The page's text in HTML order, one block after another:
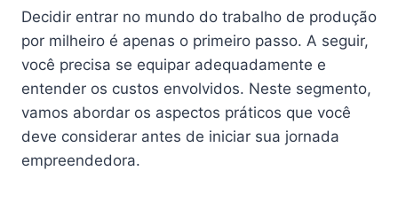
Decidir entrar no mundo do trabalho de produção
por milheiro é apenas o primeiro passo. A seguir,
você precisa se equipar adequadamente e
entender os custos envolvidos. Neste segmento,
vamos abordar os aspectos práticos que você
deve considerar antes de iniciar sua jornada
empreendedora.